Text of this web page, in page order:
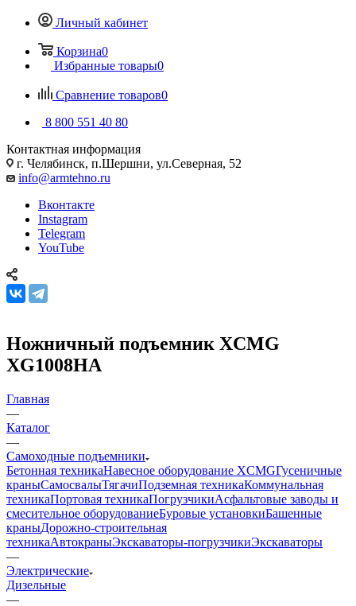
Личный кабинет
Корзина0
Избранные товары0
Сравнение товаров0
8 800 551 40 80
Контактная информация
г. Челябинск, п.Шершни, ул.Северная, 52
info@armtehno.ru
Вконтакте
Instagram
Telegram
YouTube
Ножничный подъемник XCMG
XG1008HА
Главная
—
Каталог
—
Самоходные подъемники
Бетонная техникаНавесное оборудование XCMGГусеничные
краныСамосвалыТягачиПодземная техникаКоммунальная
техникаПортовая техникаПогрузчикиАсфальтовые заводы и
смесительное оборудованиеБуровые установкиБашенные
краныДорожно-строительная
техникаАвтокраныЭкскаваторы-погрузчикиЭкскаваторы
—
Электрические
Дизельные
—